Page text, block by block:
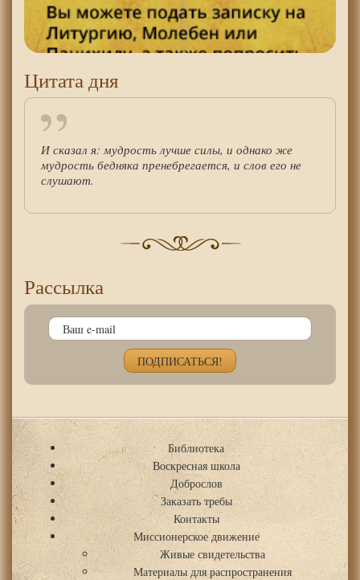
Цитата дня
И сказал я: мудрость лучше силы, и однако же
мудрость бедняка пренебрегается, и слов его не
слушают.
Рассылка
Библиотека
Воскресная школа
Доброслов
Заказать требы
Контакты
Миссионерское движение
Живые свидетельства
Материалы для распространения